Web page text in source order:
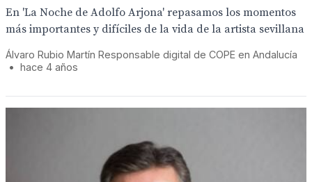
En 'La Noche de Adolfo Arjona' repasamos los momentos
más importantes y difíciles de la vida de la artista sevillana
Álvaro Rubio Martín Responsable digital de COPE en Andalucía
• hace 4 años